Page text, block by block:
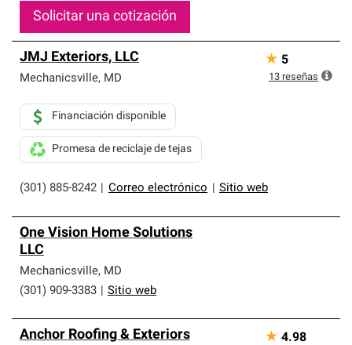
Solicitar una cotización
JMJ Exteriors, LLC
Mechanicsville, MD
(301) 885-8242 Correo electrónico Sitio web
Financiación disponible
Promesa de reciclaje de tejas
★ 5
13 reseñas
One Vision Home Solutions
LLC
Mechanicsville, MD
(301) 909-3383
Sitio web
Anchor Roofing & Exteriors ★ 4.98